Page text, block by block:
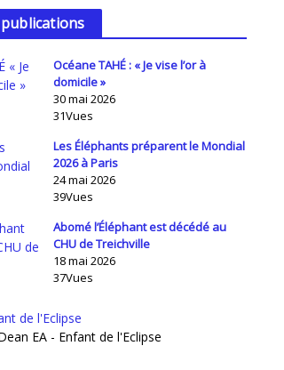
Océane TAHÉ : « Je vise l’or à
domicile »
30 mai 2026
31Vues
Les Éléphants préparent le Mondial
2026 à Paris
24 mai 2026
39Vues
Abomé l’Éléphant est décédé au
CHU de Treichville
18 mai 2026
37Vues
EA - Enfant de l'Eclipse